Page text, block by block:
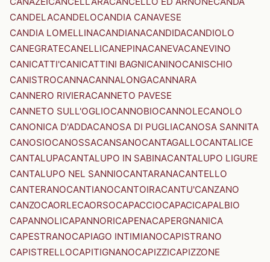
CANDELACANDELOCANDIA CANAVESE
CANDIA LOMELLINACANDIANACANDIDACANDIOLO
CANEGRATECANELLICANEPINACANEVACANEVINO
CANICATTI'CANICATTINI BAGNICANINOCANISCHIO
CANISTROCANNACANNALONGACANNARA
CANNERO RIVIERACANNETO PAVESE
CANNETO SULL'OGLIOCANNOBIOCANNOLECANOLO
CANONICA D'ADDACANOSA DI PUGLIACANOSA SANNITA
CANOSIOCANOSSACANSANOCANTAGALLOCANTALICE
CANTALUPACANTALUPO IN SABINACANTALUPO LIGURE
CANTALUPO NEL SANNIOCANTARANACANTELLO
CANTERANOCANTIANOCANTOIRACANTU'CANZANO
CANZOCAORLECAORSOCAPACCIOCAPACICAPALBIO
CAPANNOLICAPANNORICAPENACAPERGNANICA
CAPESTRANOCAPIAGO INTIMIANOCAPISTRANO
CAPISTRELLOCAPITIGNANOCAPIZZICAPIZZONE